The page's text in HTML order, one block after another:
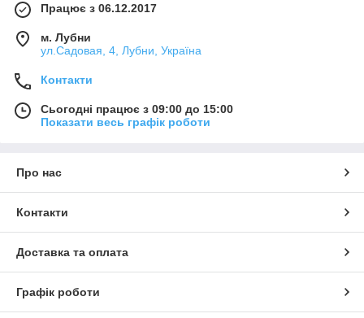
Працює з 06.12.2017
м. Лубни
ул.Садовая, 4, Лубни, Україна
Контакти
Сьогодні працює з 09:00 до 15:00
Показати весь графік роботи
Про нас
Контакти
Доставка та оплата
Графік роботи